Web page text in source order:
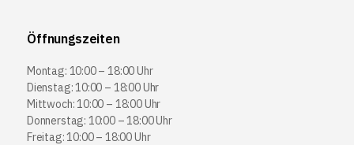
Öffnungszeiten
Montag: 10:00 – 18:00 Uhr
Dienstag: 10:00 – 18:00 Uhr
Mittwoch: 10:00 – 18:00 Uhr
Donnerstag: 10:00 – 18:00 Uhr
Freitag: 10:00 – 18:00 Uhr